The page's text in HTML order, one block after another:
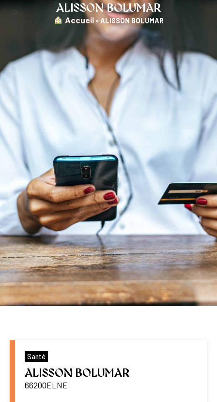
ALISSON BOLUMAR
︎ Accueil »ALISSON BOLUMAR
Santé
ALISSON BOLUMAR
66200ELNE